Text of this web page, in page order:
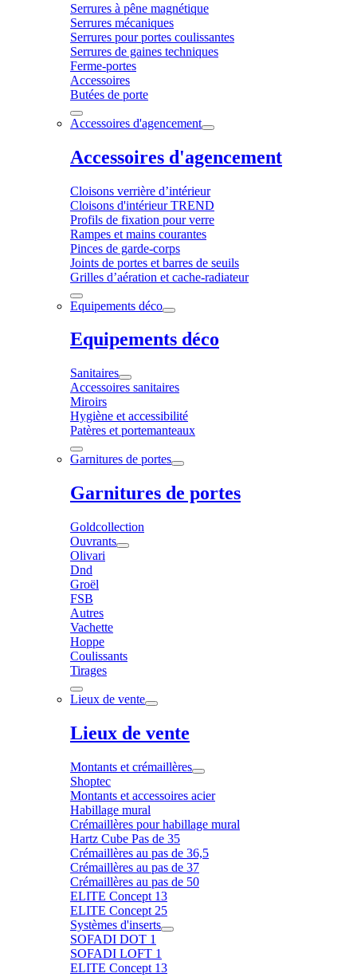
Serrures à pêne magnétique
Serrures mécaniques
Serrures pour portes coulissantes
Serrures de gaines techniques
Ferme-portes
Accessoires
Butées de porte
Accessoires d'agencement
Accessoires d'agencement
Cloisons verrière d’intérieur
Cloisons d'intérieur TREND
Profils de fixation pour verre
Rampes et mains courantes
Pinces de garde-corps
Joints de portes et barres de seuils
Grilles d’aération et cache-radiateur
Equipements déco
Equipements déco
Sanitaires
Accessoires sanitaires
Miroirs
Hygiène et accessibilité
Patères et portemanteaux
Garnitures de portes
Garnitures de portes
Goldcollection
Ouvrants
Olivari
Dnd
Groël
FSB
Autres
Vachette
Hoppe
Coulissants
Tirages
Lieux de vente
Lieux de vente
Montants et crémaillères
Shoptec
Montants et accessoires acier
Habillage mural
Crémaillères pour habillage mural
Hartz Cube Pas de 35
Crémaillères au pas de 36,5
Crémaillères au pas de 37
Crémaillères au pas de 50
ELITE Concept 13
ELITE Concept 25
Systèmes d'inserts
SOFADI DOT 1
SOFADI LOFT 1
ELITE Concept 13